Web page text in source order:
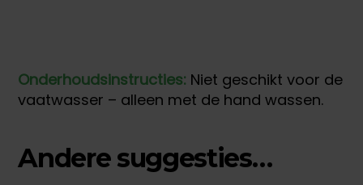
Onderhoudsinstructies: Niet geschikt voor de
vaatwasser – alleen met de hand wassen.
Andere suggesties…